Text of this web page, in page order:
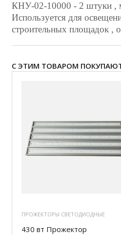
КНУ-02-10000 - 2 штуки ,
Используется для
строительных площадок ,
С ЭТИМ ТОВАРОМ
ПРОЖЕКТОРЫ СВЕТОДИОДНЫЕ
430 вт Прожектор